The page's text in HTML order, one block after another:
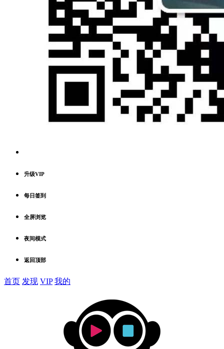
升级VIP
每日签到
全屏浏览
夜间模式
返回顶部
首页 发现 VIP 我的